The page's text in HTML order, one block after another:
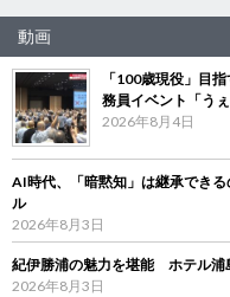
動画
「100歳現役」目
務員イベント「う
2026年8月4日
AI時代、「暗黙知」は継承でき
ル
2026年8月3日
紀伊勝浦の魅力を堪能 ホテル浦
2026年8月3日